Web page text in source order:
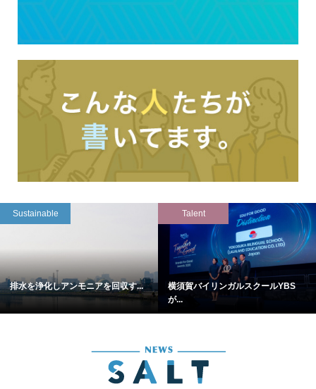
Sustainable
排水を浄化しアンモニアを回収す...
Talent
横須賀バイリンガルスクールYBS
が...